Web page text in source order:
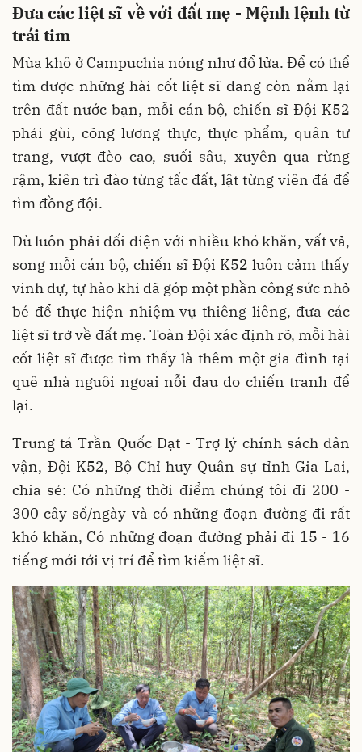
Đưa các liệt sĩ về với đất mẹ - Mệnh lệnh từ
trái tim
Mùa khô ở Campuchia nóng như đổ lửa. Để có thể
tìm được những hài cốt liệt sĩ đang còn nằm lại
trên đất nước bạn, mỗi cán bộ, chiến sĩ Đội K52
phải gùi, cõng lương thực, thực phẩm, quân tư
trang, vượt đèo cao, suối sâu, xuyên qua rừng
rậm, kiên trì đào từng tấc đất, lật từng viên đá để
tìm đồng đội.
Dù luôn phải đối diện với nhiều khó khăn, vất vả,
song mỗi cán bộ, chiến sĩ Đội K52 luôn cảm thấy
vinh dự, tự hào khi đã góp một phần công sức nhỏ
bé để thực hiện nhiệm vụ thiêng liêng, đưa các
liệt sĩ trở về đất mẹ. Toàn Đội xác định rõ, mỗi hài
cốt liệt sĩ được tìm thấy là thêm một gia đình tại
quê nhà nguôi ngoai nỗi đau do chiến tranh để
lại.
Trung tá Trần Quốc Đạt - Trợ lý chính sách dân
vận, Đội K52, Bộ Chỉ huy Quân sự tỉnh Gia Lai,
chia sẻ: Có những thời điểm chúng tôi đi 200 -
300 cây số/ngày và có những đoạn đường đi rất
khó khăn, Có những đoạn đường phải đi 15 - 16
tiếng mới tới vị trí để tìm kiếm liệt sĩ.